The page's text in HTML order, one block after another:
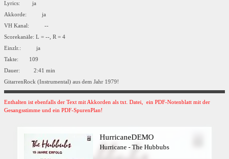
Lyrics: ja
Akkorde: ja
VH Kanal: --
Scorekanäle: L = --, R = 4
Einzlr.: ja
Takte: 109
Dauer: 2:41 min
GitarrenRock (Instrumental) aus dem Jahr 1979!
Enthalten ist ebenfalls der Text mit Akkorden als txt. Datei, ein PDF-Notenblatt mit der
Gesangsstimme und ein PDF-SpurenPlan!
HurricaneDEMO
Hurricane - The Hubbubs